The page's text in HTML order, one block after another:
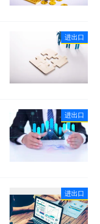
进出口
进出口
进出口